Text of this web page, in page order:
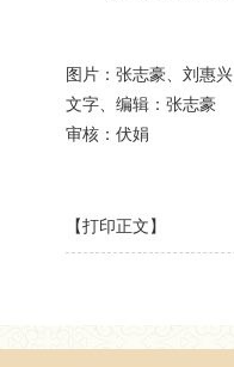
图片：张志豪、刘惠兴
文字、编辑：张志豪
审核：伏娟
【打印正文】